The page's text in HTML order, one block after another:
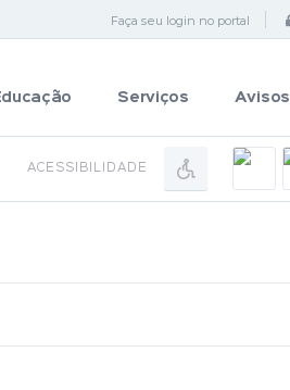
Faça seu login no portal
Serviços Avisos
ACESSIBILIDADE